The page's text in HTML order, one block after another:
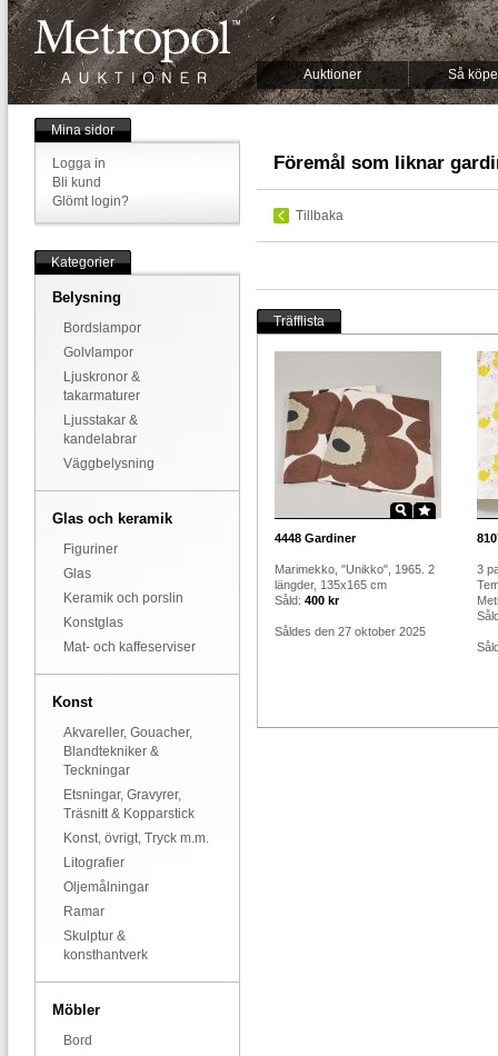
Auktioner Så
Mina sidor
Logga in
Bli kund
Glömt login?
Kategorier
Belysning
Bordslampor
Golvlampor
Ljuskronor &
takarmaturer
Ljusstakar &
kandelabrar
Väggbelysning
Glas och keramik
Figuriner
Glas
Keramik och porslin
Konstglas
Mat- och kaffeserviser
Konst
Akvareller, Gouacher,
Blandtekniker &
Teckningar
Etsningar, Gravyrer,
Träsnitt & Kopparstick
Konst, övrigt, Tryck m.m.
Litografier
Oljemålningar
Ramar
Skulptur &
konsthantverk
Möbler
Bord
Föremål som liknar
Tillbaka
Träfflista
4448 Gardiner
Marimekko, "Unikko", 1965. 2
längder, 135x165 cm
Såld: 400 kr
Såldes den 27 oktober 2025
3